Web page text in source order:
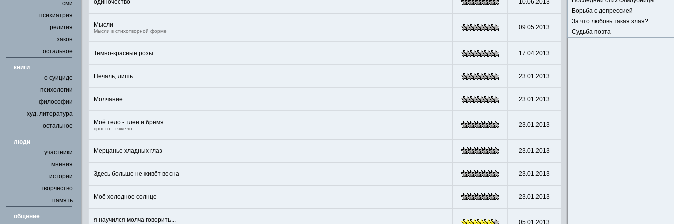
сми
психиатрия
религия
закон
остальное
книги
о суициде
психологии
философии
худ. литература
остальное
люди
участники
мнения
истории
творчество
память
общение
Борьба с депрессией
За что любовь такая злая?
Судьба поэта
одиночество 10.06.2013
Мысли
Мысли в стихотворной форме
09.05.2013
Темно-красные розы 17.04.2013
Печаль, лишь... 23.01.2013
Молчание 23.01.2013
Моё тело - тлен и бремя
просто...тяжело.
23.01.2013
Мерцанье хладных глаз 23.01.2013
Здесь больше не живёт весна 23.01.2013
Моё холодное солнце 23.01.2013
я научился молча говорить... 05.01.2013